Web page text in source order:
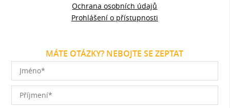
Ochrana osobních údajů
Prohlášení o přístupnosti
MÁTE OTÁZKY? NEBOJTE SE ZEPTAT